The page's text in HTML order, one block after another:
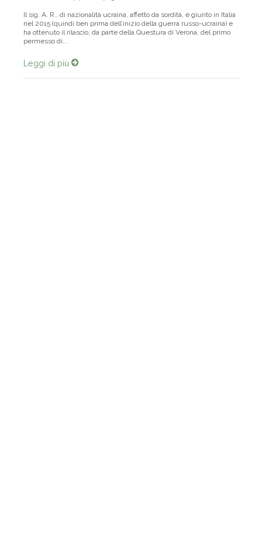
Il sig. A. R., di nazionalità ucraina, affetto da sordità, è giunto in Italia
nel 2015 (quindi ben prima dell’inizio della guerra russo-ucraina) e
ha ottenuto il rilascio, da parte della Questura di Verona, del primo
permesso di...
Leggi di più